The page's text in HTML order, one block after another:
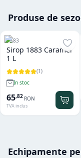
Produse de
1883
Sirop 1883 Caramel
1 L
(1)
In stoc
65,82 RON
TVA inclus
Echipamente